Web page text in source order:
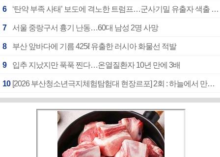
6 ‘탄약 부족 사태’ 보도에 격노한 트럼프…군사기밀 유출자 색출 지시
7 서울 중랑구서 흉기 난동…60대 남성 2명 사망
8 부산 앞바다에 기름 425ℓ 유출한 러시아 화물선 적발
9 입추 지났지만 푹푹 찐다…온열질환자 10년 만에 3배
10 [2026 부산청소년극지체험탐험대 현장르포] 2회 : 하늘에서 만난 얼음의 나라